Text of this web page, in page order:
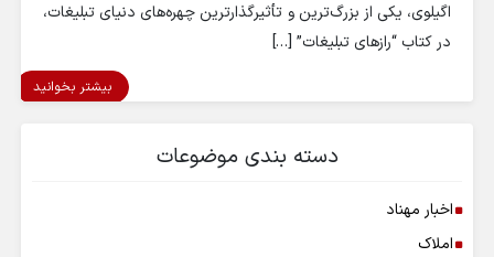
اگیلوی، یکی از بزرگ‌ترین و تأثیرگذارترین چهره‌های دنیای تبلیغات،
در کتاب “رازهای تبلیغات” […]
بیشتر بخوانید
دسته بندی موضوعات
اخبار مهناد
املاک